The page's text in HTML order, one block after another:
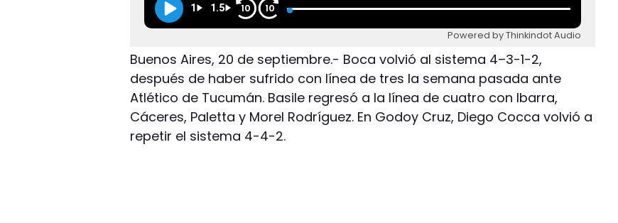
1 1.5 10 10
Powered by Thinkindot Audio
Buenos Aires, 20 de septiembre.- Boca volvió al sistema 4–3-1-2,
después de haber sufrido con línea de tres la semana pasada ante
Atlético de Tucumán. Basile regresó a la línea de cuatro con Ibarra,
Cáceres, Paletta y Morel Rodríguez. En Godoy Cruz, Diego Cocca volvió a
repetir el sistema 4-4-2.